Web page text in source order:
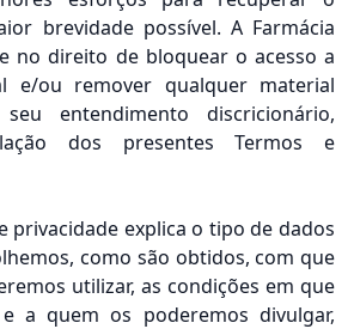
brevidade possível. A Farmácia
no direito de bloquear o acesso a
e/ou remover qualquer material
entendimento discricionário,
dos presentes Termos e
privacidade explica o tipo de dados
como são obtidos, com que
utilizar, as condições em que
a quem os poderemos divulgar,